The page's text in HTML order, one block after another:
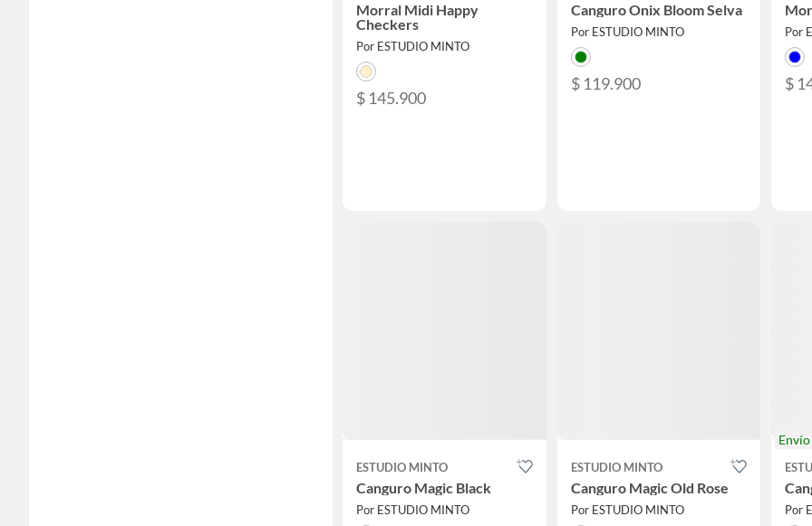
Morral Midi Happy
Checkers
Por ESTUDIO MINTO
$ 145.900
Canguro Onix Bloom Selva
Por ESTUDIO MINTO
$ 119.900
Por
$
ESTUDIO MINTO
Canguro Magic Black
Por ESTUDIO MINTO
ESTUDIO MINTO
Canguro Magic Old Rose
Por ESTUDIO MINTO
Envío
Por